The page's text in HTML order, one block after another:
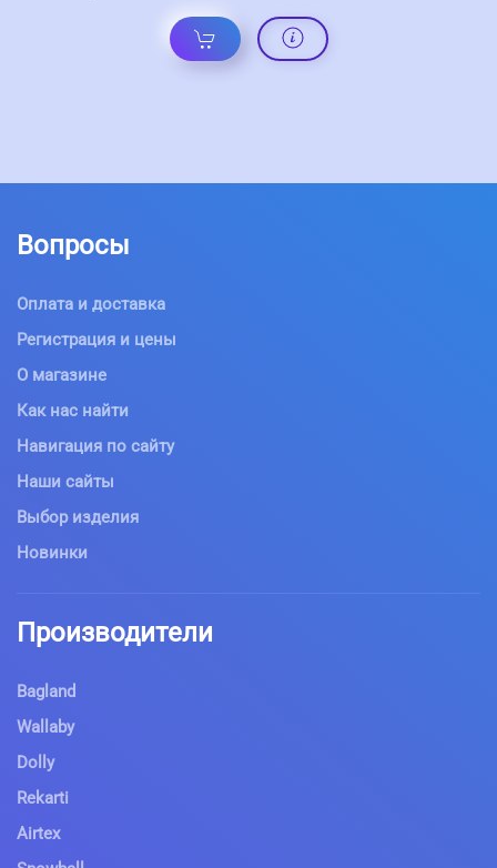
Вопросы
Оплата и доставка
Регистрация и цены
О магазине
Как нас найти
Навигация по сайту
Наши сайты
Выбор изделия
Новинки
Производители
Bagland
Wallaby
Dolly
Rekarti
Airtex